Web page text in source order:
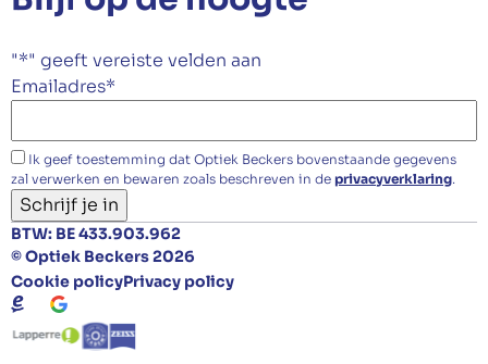
"*" geeft vereiste velden aan
Emailadres*
Ik geef toestemming dat Optiek Beckers bovenstaande gegevens
zal verwerken en bewaren zoals beschreven in de privacyverklaring.
Schrijf je in
BTW: BE 433.903.962
© Optiek Beckers 2026
Cookie policyPrivacy policy